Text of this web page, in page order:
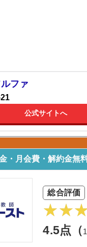
ファ
公式サイトへ
・月会費・解約金無
総合評価
4.5点（